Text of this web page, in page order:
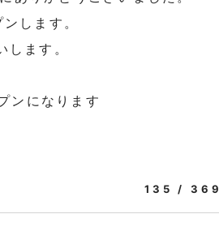
します。
ます。
ンになります
135 / 369